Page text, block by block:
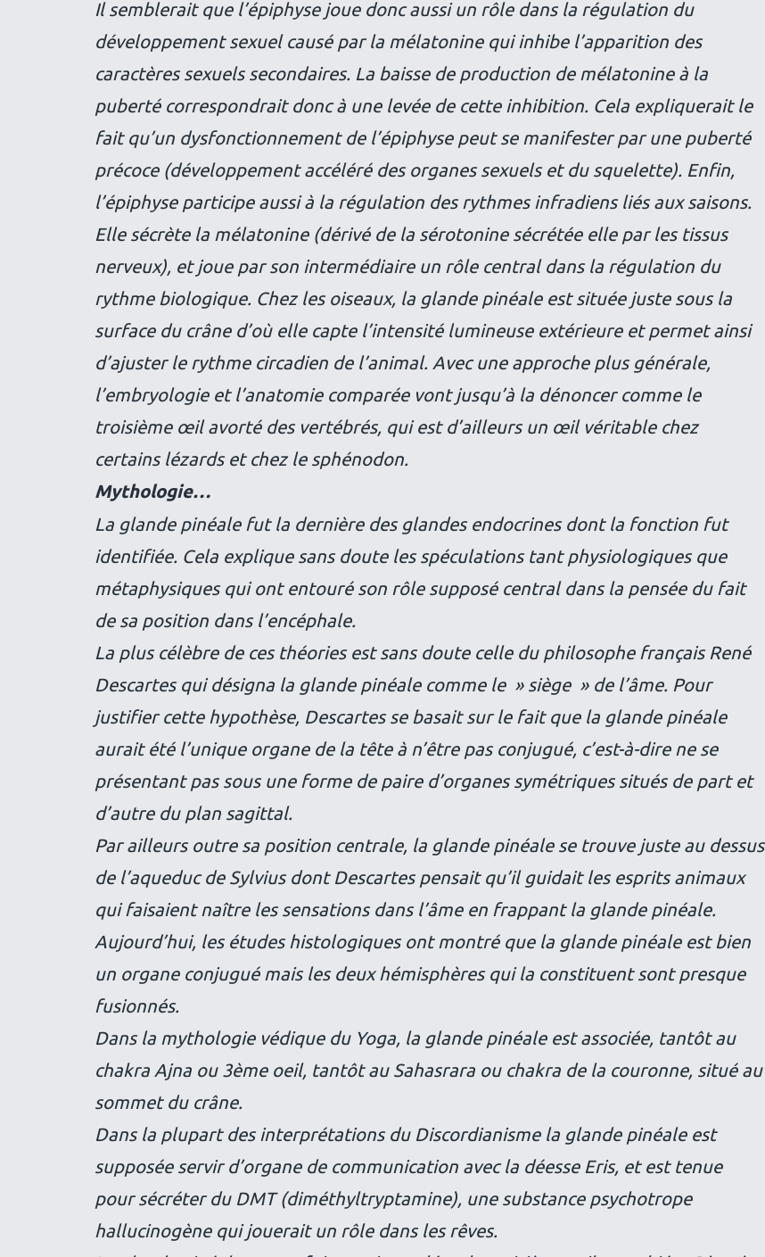
Il semblerait que l’épiphyse joue donc aussi un rôle dans la régulation du
développement sexuel causé par la mélatonine qui inhibe l’apparition des
caractères sexuels secondaires. La baisse de production de mélatonine à la
puberté correspondrait donc à une levée de cette inhibition. Cela expliquerait le
fait qu’un dysfonctionnement de l’épiphyse peut se manifester par une puberté
précoce (développement accéléré des organes sexuels et du squelette). Enfin,
l’épiphyse participe aussi à la régulation des rythmes infradiens liés aux saisons.
Elle sécrète la mélatonine (dérivé de la sérotonine sécrétée elle par les tissus
nerveux), et joue par son intermédiaire un rôle central dans la régulation du
rythme biologique. Chez les oiseaux, la glande pinéale est située juste sous la
surface du crâne d’où elle capte l’intensité lumineuse extérieure et permet ainsi
d’ajuster le rythme circadien de l’animal. Avec une approche plus générale,
l’embryologie et l’anatomie comparée vont jusqu’à la dénoncer comme le
troisième œil avorté des vertébrés, qui est d’ailleurs un œil véritable chez
certains lézards et chez le sphénodon.
Mythologie…
La glande pinéale fut la dernière des glandes endocrines dont la fonction fut
identifiée. Cela explique sans doute les spéculations tant physiologiques que
métaphysiques qui ont entouré son rôle supposé central dans la pensée du fait
de sa position dans l’encéphale.
La plus célèbre de ces théories est sans doute celle du philosophe français René
Descartes qui désigna la glande pinéale comme le » siège » de l’âme. Pour
justifier cette hypothèse, Descartes se basait sur le fait que la glande pinéale
aurait été l’unique organe de la tête à n’être pas conjugué, c’est-à-dire ne se
présentant pas sous une forme de paire d’organes symétriques situés de part et
d’autre du plan sagittal.
Par ailleurs outre sa position centrale, la glande pinéale se trouve juste au dessus
de l’aqueduc de Sylvius dont Descartes pensait qu’il guidait les esprits animaux
qui faisaient naître les sensations dans l’âme en frappant la glande pinéale.
Aujourd’hui, les études histologiques ont montré que la glande pinéale est bien
un organe conjugué mais les deux hémisphères qui la constituent sont presque
fusionnés.
Dans la mythologie védique du Yoga, la glande pinéale est associée, tantôt au
chakra Ajna ou 3ème oeil, tantôt au Sahasrara ou chakra de la couronne, situé au
sommet du crâne.
Dans la plupart des interprétations du Discordianisme la glande pinéale est
supposée servir d’organe de communication avec la déesse Eris, et est tenue
pour sécréter du DMT (diméthyltryptamine), une substance psychotrope
hallucinogène qui jouerait un rôle dans les rêves.